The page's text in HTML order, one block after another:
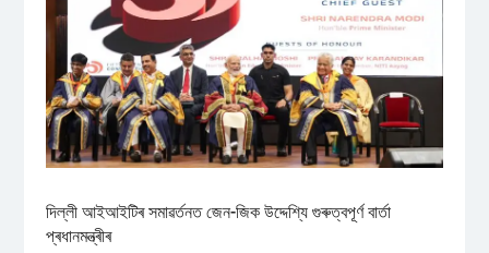
দিল্লী আইআইটিৰ সমাৱৰ্তনত জেন-জিক উদ্দেশ্যি গুৰুত্বপূৰ্ণ বাৰ্তা
প্ৰধানমন্ত্ৰীৰ